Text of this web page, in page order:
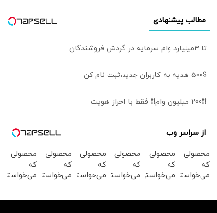
مطالب پیشنهادی
تا 3میلیارد وام سرمایه در گردش فروشندگان
500$ هدیه به کاربران جدید،ثبت نام کن
❗❗200 میلیون وام❗❗ فقط با احراز هویت
از سراسر وب
محصولی
که
می‌خواستی
محصولی
که
می‌خواستی
محصولی
که
می‌خواستی
محصولی
که
می‌خواستی
محصولی
که
می‌خواستی
محصولی
که
می‌خواستی